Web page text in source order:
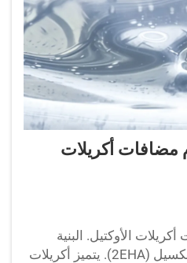
مضافات أكريلات
الأوكتيل. البنية
الجزيئية لأكريلات 2-إيثيل هكسيل (2EHA). يتميز أكريلات